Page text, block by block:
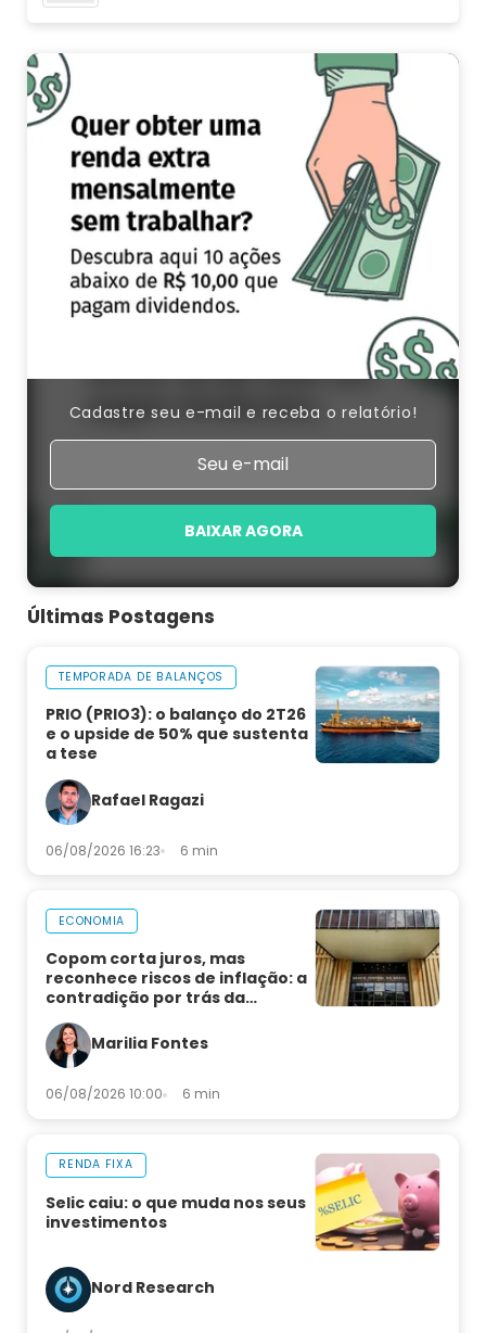
Cadastre seu e-mail e receba o relatório!
BAIXAR AGORA
Últimas Postagens
TEMPORADA DE BALANÇOS
PRIO (PRIO3): o balanço do 2T26
e o upside de 50% que sustenta
a tese
Rafael Ragazi
06/08/2026 16:23 6 min
ECONOMIA
Copom corta juros, mas
reconhece riscos de inflação: a
contradição por trás da
decisão
Marilia Fontes
06/08/2026 10:00 6 min
RENDA FIXA
Selic caiu: o que muda nos seus
investimentos
Nord Research